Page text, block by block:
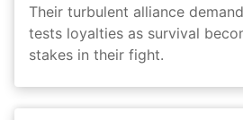
Their turbulent alliance
tests loyalties as survival
stakes in their fight.